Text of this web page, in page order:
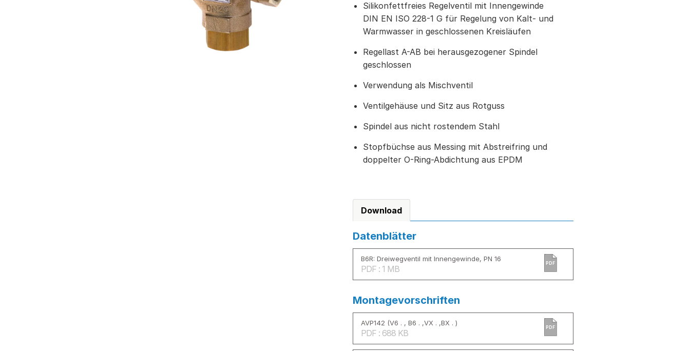
Silikonfettfreies Regelventil mit Innengewinde
DIN EN ISO 228-1 G für Regelung von Kalt- und
Warmwasser in geschlossenen Kreisläufen
Regellast A-AB bei herausgezogener Spindel
geschlossen
Verwendung als Mischventil
Ventilgehäuse und Sitz aus Rotguss
Spindel aus nicht rostendem Stahl
Stopfbüchse aus Messing mit Abstreifring und
doppelter O-Ring-Abdichtung aus EPDM
Download
Datenblätter
B6R: Dreiwegventil mit Innengewinde, PN 16
PDF : 1 MB
PDF
Montagevorschriften
AVP142 (V6 . , B6 . ,VX . ,BX . )
PDF : 688 KB
PDF